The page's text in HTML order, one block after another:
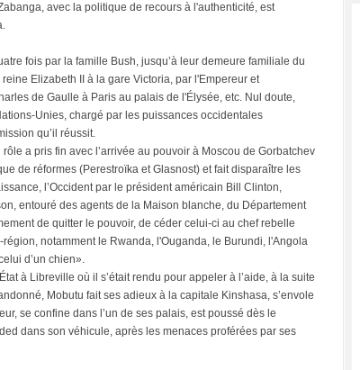
avec la politique de recours à l'authenticité, est
fois par la famille Bush, jusqu’à leur demeure familiale du
Elizabeth II à la gare Victoria, par l'Empereur et
de Gaulle à Paris au palais de l'Élysée, etc. Nul doute,
Unies, chargé par les puissances occidentales
qu’il réussit.
a pris fin avec l’arrivée au pouvoir à Moscou de Gorbatchev
de réformes (Perestroïka et Glasnost) et fait disparaître les
l’Occident par le président américain Bill Clinton,
entouré des agents de la Maison blanche, du Département
de quitter le pouvoir, de céder celui-ci au chef rebelle
notamment le Rwanda, l'Ouganda, le Burundi, l'Angola
d’un chien».
à Libreville où il s’était rendu pour appeler à l’aide, à la suite
Mobutu fait ses adieux à la capitale Kinshasa, s’envole
se confine dans l’un de ses palais, est poussé dès le
dans son véhicule, après les menaces proférées par ses